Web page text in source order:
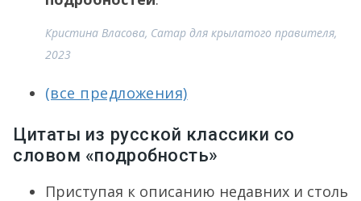
Кристина Власова, Сатар для крылатого правителя,
2023
(все предложения)
Цитаты из русской классики со
словом «подробность»
Приступая к описанию недавних и столь